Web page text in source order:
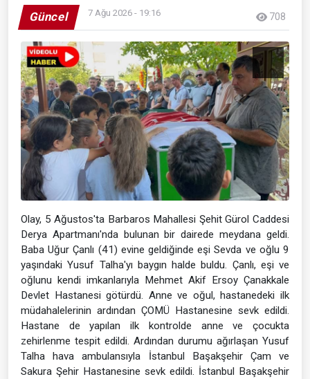
Güncel 7 Ağu 2026 - 19:16 708
Olay, 5 Ağustos'ta Barbaros Mahallesi Şehit Gürol Caddesi
Derya Apartmanı'nda bulunan bir dairede meydana geldi.
Baba Uğur Çanlı (41) evine geldiğinde eşi Sevda ve oğlu 9
yaşındaki Yusuf Talha'yı baygın halde buldu. Çanlı, eşi ve
oğlunu kendi imkanlarıyla Mehmet Akif Ersoy Çanakkale
Devlet Hastanesi götürdü. Anne ve oğul, hastanedeki ilk
müdahalelerinin ardından ÇOMÜ Hastanesine sevk edildi.
Hastane de yapılan ilk kontrolde anne ve çocukta
zehirlenme tespit edildi. Ardından durumu ağırlaşan Yusuf
Talha hava ambulansıyla İstanbul Başakşehir Çam ve
Sakura Şehir Hastanesine sevk edildi. İstanbul Başakşehir